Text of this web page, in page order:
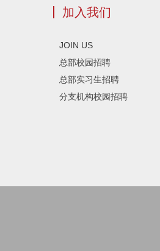
加入我们
JOIN US
总部校园招聘
总部实习生招聘
分支机构校园招聘